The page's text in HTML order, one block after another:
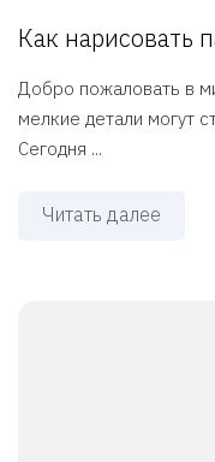
Как нарисовать
Добро пожаловать в
мелкие детали могут
Сегодня ...
Читать далее